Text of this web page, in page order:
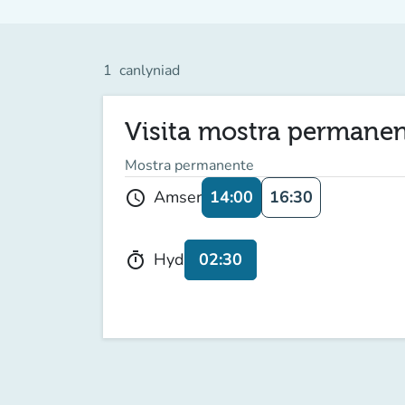
1 canlyniad
Visita mostra
Mostra permanente
schedule Amser 14:00 16:30
timer Hyd 02:30